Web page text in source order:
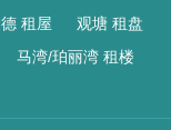
租屋
观塘 租盘
马湾/珀丽湾 租楼